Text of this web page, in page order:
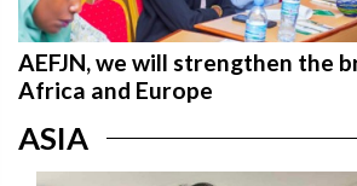
AEFJN, we will strengthen the
Africa and Europe